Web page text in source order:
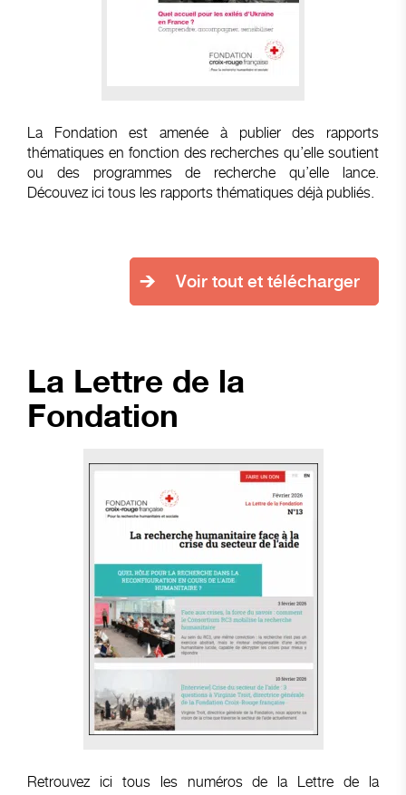
La Fondation est amenée à publier des rapports
thématiques en fonction des recherches qu’elle soutient
ou des programmes de recherche qu’elle lance.
Découvez ici tous les rapports thématiques déjà publiés.
Voir tout et télécharger
La Lettre de la
Fondation
Retrouvez ici tous les numéros de la Lettre de la